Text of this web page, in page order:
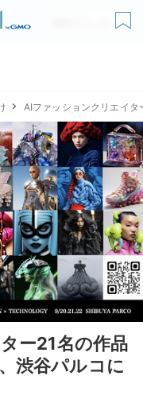
無料ダウンロード
AIファッションクリエイ
ー21名の作品
渋谷パルコに